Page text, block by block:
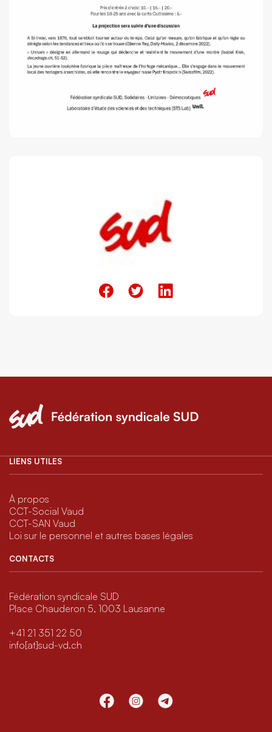
LIENS UTILES
À propos
CCT-Social Vaud
CCT-SAN Vaud
Loi sur le personnel et autres bases légales
CONTACTS
Fédération syndicale SUD
Place Chauderon 5, 1003 Lausanne
+41 21 351 22 50
info[at]sud-vd.ch